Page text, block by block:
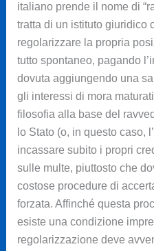
italiano prende il nome di
tratta di un istituto giuridico
regolarizzare la propria
tutto spontaneo, pagando
dovuta aggiungendo una
gli interessi di mora
filosofia alla base del
lo Stato (o, in questo caso,
incassare subito i propri
sulle multe, piuttosto che
costose procedure di
forzata. Affinché questa
esiste una condizione
regolarizzazione deve